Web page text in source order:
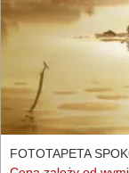
FOTOTAPETA